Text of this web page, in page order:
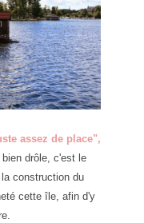
assez de place",
drôle, c'est le
construction du
cette île, afin d'y